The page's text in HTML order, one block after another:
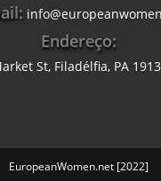
Endereço:
St, Filadélfia, PA
EuropeanWomen.net [2022]